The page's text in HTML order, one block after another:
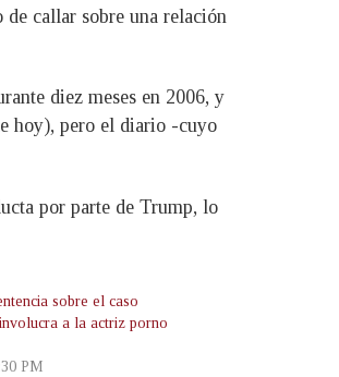
callar sobre una relación
diez meses en 2006, y
hoy), pero el diario -cuyo
por parte de Trump, lo
sobre el caso
a la actriz porno
PM